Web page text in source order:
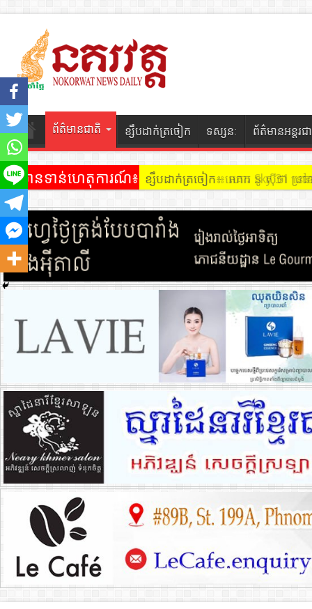
ព័ត៌មានជាតិ ខ្សឹបដាក់ត្រចៀក ទស្សនៈ ព័ត៌មានអន្តរជ
ព័ត៌មានទាន់ហេតុការណ៍៖ ខ្សឹបដាក់ត្រចៀក ៖ អគារ Sky 31